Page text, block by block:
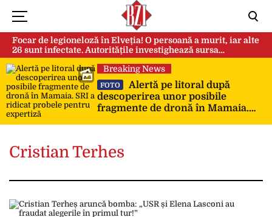
Focar de legioneloză în Elveția! O persoană a murit, iar alte
26 sunt infectate. Autoritățile investighează sursa
contaminării
Breaking News
FOTO
Alertă pe litoral după
descoperirea unor posibile
fragmente de dronă în Mamaia.
Cristian Terhes